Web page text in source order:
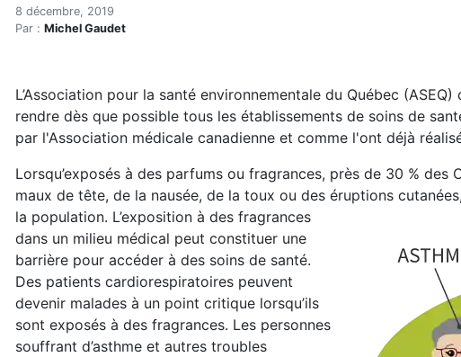
Accueil
En kiosque!
Pour des établissements de
8 décembre, 2019
Par : Michel Gaudet
L’Association pour la santé environnementale du Québec
rendre dès que possible tous les établissements de soins de
par l'Association médicale canadienne et comme l'ont déjà
Lorsqu’exposés à des parfums ou fragrances, près de 30 %
maux de tête, de la nausée, de la toux ou des éruptions
la population. L’exposition à des fragrances
dans un milieu médical peut constituer une
barrière pour accéder à des soins de santé.
Des patients cardiorespiratoires peuvent
devenir malades à un point critique lorsqu’ils
sont exposés à des fragrances. Les personnes
souffrant d’asthme et autres troubles